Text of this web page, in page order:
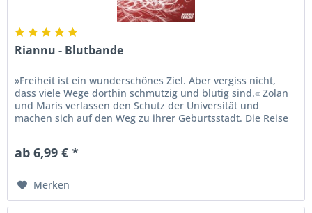
Riannu - Blutbande
»Freiheit ist ein wunderschönes Ziel. Aber vergiss nicht,
dass viele Wege dorthin schmutzig und blutig sind.« Zolan
und Maris verlassen den Schutz der Universität und
machen sich auf den Weg zu ihrer Geburtsstadt. Die Reise
ab 6,99 € *
Merken